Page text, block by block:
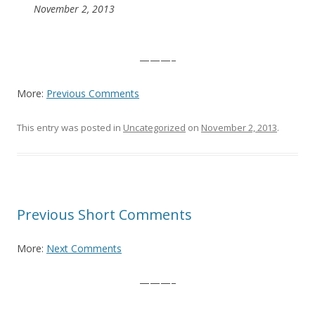
November 2, 2013
———–
More: Previous Comments
This entry was posted in Uncategorized on November 2, 2013.
Previous Short Comments
More: Next Comments
———–